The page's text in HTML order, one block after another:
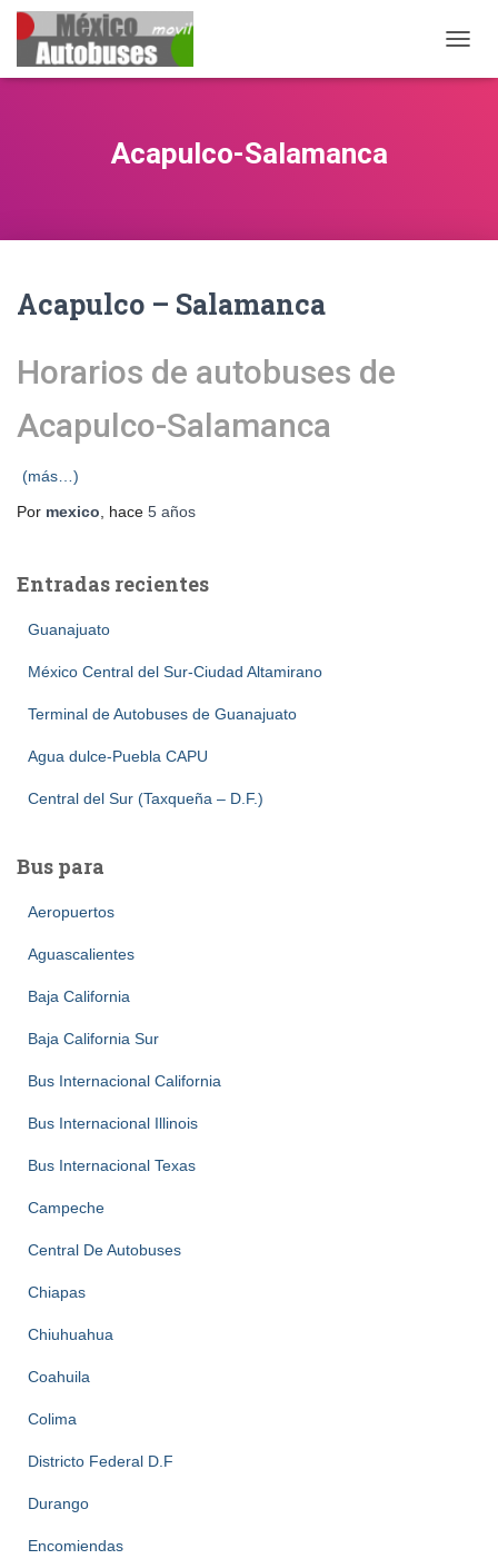
Acapulco-Salamanca
Acapulco – Salamanca
Horarios de autobuses de
Acapulco-Salamanca
(más…)
Por mexico , hace 5 años
Entradas recientes
Guanajuato
México Central del Sur-Ciudad Altamirano
Terminal de Autobuses de Guanajuato
Agua dulce-Puebla CAPU
Central del Sur (Taxqueña – D.F.)
Bus para
Aeropuertos
Aguascalientes
Baja California
Baja California Sur
Bus Internacional California
Bus Internacional Illinois
Bus Internacional Texas
Campeche
Central De Autobuses
Chiapas
Chiuhuahua
Coahuila
Colima
Districto Federal D.F
Durango
Encomiendas